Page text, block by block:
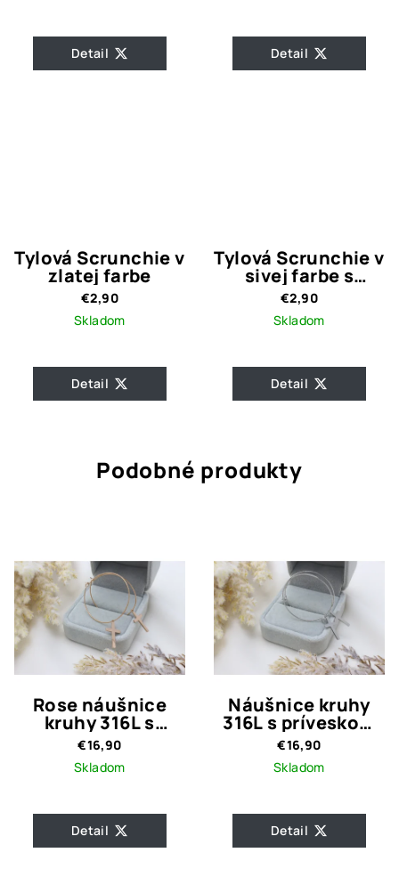
Detail Detail
Tylová Scrunchie v
zlatej farbe
€2,90
Skladom
Detail
Tylová Scrunchie v
sivej farbe s
čiernymi bodkami
€2,90
Skladom
Detail
Podobné produkty
Rose náušnice
kruhy 316L s
príveskom Krížik
€16,90
Skladom
Detail
Náušnice kruhy
316L s príveskom
Krížik
€16,90
Skladom
Detail